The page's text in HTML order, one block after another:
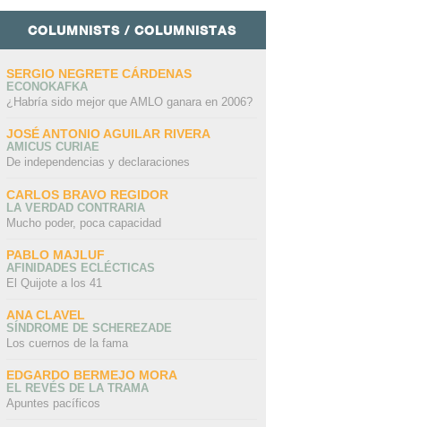
COLUMNISTS / COLUMNISTAS
SERGIO NEGRETE CÁRDENAS
ECONOKAFKA
¿Habría sido mejor que AMLO ganara en 2006?
JOSÉ ANTONIO AGUILAR RIVERA
AMICUS CURIAE
De independencias y declaraciones
CARLOS BRAVO REGIDOR
LA VERDAD CONTRARIA
Mucho poder, poca capacidad
PABLO MAJLUF
AFINIDADES ECLÉCTICAS
El Quijote a los 41
ANA CLAVEL
SÍNDROME DE SCHEREZADE
Los cuernos de la fama
EDGARDO BERMEJO MORA
EL REVÉS DE LA TRAMA
Apuntes pacíficos